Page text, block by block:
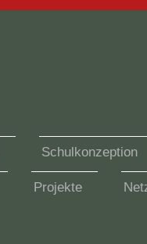
Schulkonzeption
Projekte